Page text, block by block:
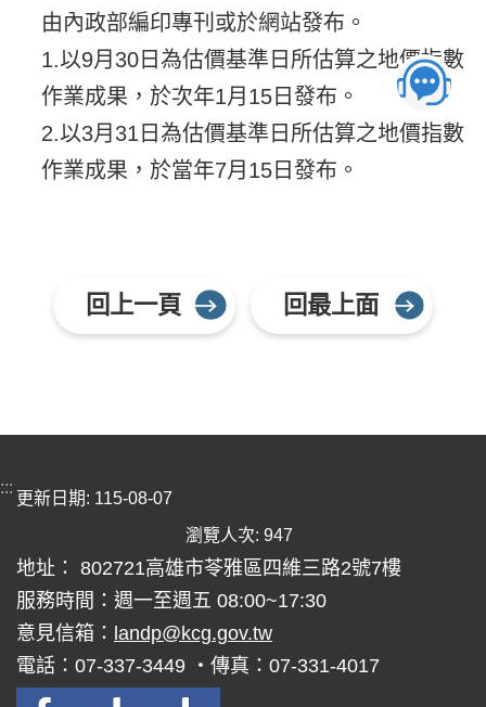
由內政部編印專刊或於網站發布。
1.以9月30日為估價基準日所估算之地價指數
作業成果，於次年1月15日發布。
2.以3月31日為估價基準日所估算之地價指數
作業成果，於當年7月15日發布。
回上一頁 回最上面
:::
更新日期
115-08-07
瀏覽人次 947
地址： 802721高雄市苓雅區四維三路2號7樓
服務時間：週一至週五 08:00~17:30
意見信箱： landp@kcg.gov.tw
電話：07-337-3449 ‧傳真：07-331-4017